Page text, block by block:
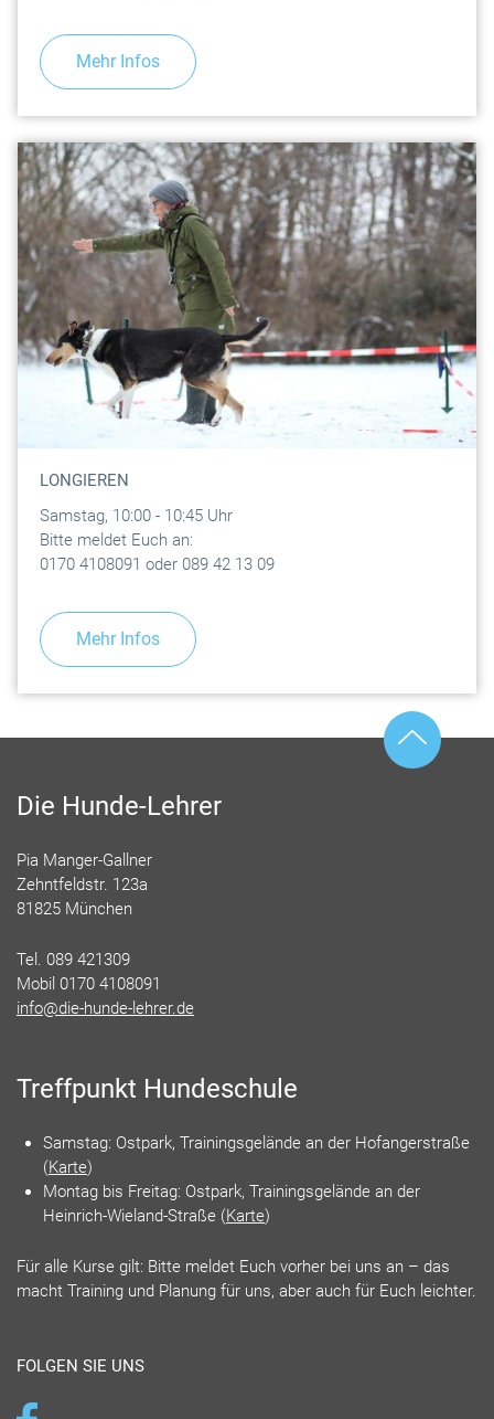
Mehr Infos
LONGIEREN
Samstag, 10:00 - 10:45 Uhr
Bitte meldet Euch an:
0170 4108091 oder 089 42 13 09
Mehr Infos
Die Hunde-Lehrer
Pia Manger-Gallner
Zehntfeldstr. 123a
81825 München
Tel. 089 421309
Mobil 0170 4108091
info@die-hunde-lehrer.de
Treffpunkt Hundeschule
Samstag: Ostpark, Trainingsgelände an der Hofangerstraße
(Karte)
Montag bis Freitag: Ostpark, Trainingsgelände an der
Heinrich-Wieland-Straße (Karte)
Für alle Kurse gilt: Bitte meldet Euch vorher bei uns an – das
macht Training und Planung für uns, aber auch für Euch leichter.
FOLGEN SIE UNS